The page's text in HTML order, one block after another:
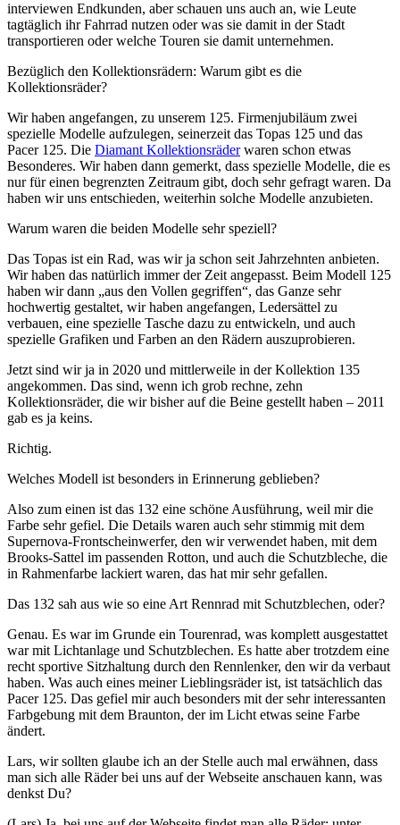
interviewen Endkunden, aber schauen uns auch an, wie Leute
tagtäglich ihr Fahrrad nutzen oder was sie damit in der Stadt
transportieren oder welche Touren sie damit unternehmen.
Bezüglich den Kollektionsrädern: Warum gibt es die
Kollektionsräder?
Wir haben angefangen, zu unserem 125. Firmenjubiläum zwei
spezielle Modelle aufzulegen, seinerzeit das Topas 125 und das
Pacer 125. Die Diamant Kollektionsräderwaren schon etwas
Besonderes. Wir haben dann gemerkt, dass spezielle Modelle, die es
nur für einen begrenzten Zeitraum gibt, doch sehr gefragt waren. Da
haben wir uns entschieden, weiterhin solche Modelle anzubieten.
Warum waren die beiden Modelle sehr speziell?
Das Topas ist ein Rad, was wir ja schon seit Jahrzehnten anbieten.
Wir haben das natürlich immer der Zeit angepasst. Beim Modell 125
haben wir dann „aus den Vollen gegriffen“, das Ganze sehr
hochwertig gestaltet, wir haben angefangen, Ledersättel zu
verbauen, eine spezielle Tasche dazu zu entwickeln, und auch
spezielle Grafiken und Farben an den Rädern auszuprobieren.
Jetzt sind wir ja in 2020 und mittlerweile in der Kollektion 135
angekommen. Das sind, wenn ich grob rechne, zehn
Kollektionsräder, die wir bisher auf die Beine gestellt haben – 2011
gab es ja keins.
Richtig.
Welches Modell ist besonders in Erinnerung geblieben?
Also zum einen ist das 132 eine schöne Ausführung, weil mir die
Farbe sehr gefiel. Die Details waren auch sehr stimmig mit dem
Supernova-Frontscheinwerfer, den wir verwendet haben, mit dem
Brooks-Sattel im passenden Rotton, und auch die Schutzbleche, die
in Rahmenfarbe lackiert waren, das hat mir sehr gefallen.
Das 132 sah aus wie so eine Art Rennrad mit Schutzblechen, oder?
Genau. Es war im Grunde ein Tourenrad, was komplett ausgestattet
war mit Lichtanlage und Schutzblechen. Es hatte aber trotzdem eine
recht sportive Sitzhaltung durch den Rennlenker, den wir da verbaut
haben. Was auch eines meiner Lieblingsräder ist, ist tatsächlich das
Pacer 125. Das gefiel mir auch besonders mit der sehr interessanten
Farbgebung mit dem Braunton, der im Licht etwas seine Farbe
ändert.
Lars, wir sollten glaube ich an der Stelle auch mal erwähnen, dass
man sich alle Räder bei uns auf der Webseite anschauen kann, was
denkst Du?